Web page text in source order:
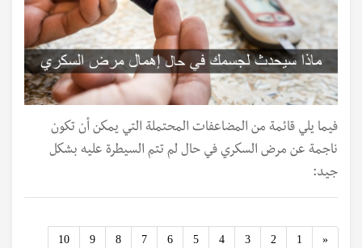
فيما يلي قائمة من المضاعفات المحتملة التي يمكن أن تكون
ناجمة عن مرض السكري في حال لم تتم السيطرة عليه بشكل
جيد:
«
Previous
1
2
3
4
5
6
7
8
9
10